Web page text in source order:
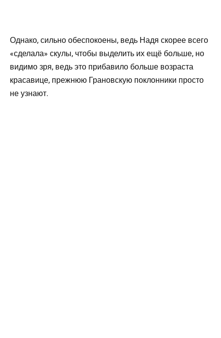
Однако, сильно обеспокоены, ведь Надя скорее всего
«сделала» скулы, чтобы выделить их ещё больше, но
видимо зря, ведь это прибавило больше возраста
красавице, прежнюю Грановскую поклонники просто
не узнают.